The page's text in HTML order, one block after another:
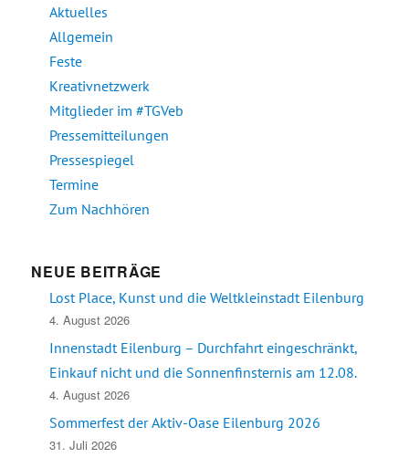
Aktuelles
Allgemein
Feste
Kreativnetzwerk
Mitglieder im #TGVeb
Pressemitteilungen
Pressespiegel
Termine
Zum Nachhören
NEUE BEITRÄGE
Lost Place, Kunst und die Weltkleinstadt Eilenburg
4. August 2026
Innenstadt Eilenburg – Durchfahrt eingeschränkt,
Einkauf nicht und die Sonnenfinsternis am 12.08.
4. August 2026
Sommerfest der Aktiv-Oase Eilenburg 2026
31. Juli 2026